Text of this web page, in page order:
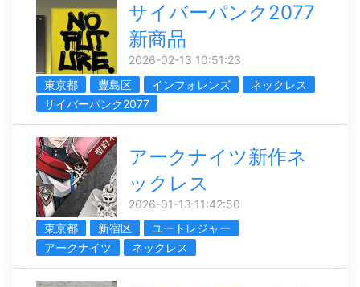
サイバーパンク2077
新商品
2026-02-13 10:51:23
東京都
豊島区 インフォレンズ
ネックレス
サイバーパンク2077
アークナイツ新作ネ
ックレス
2026-01-13 11:42:50
東京都
新宿区
ユートレジャー
アークナイツ
ネックレス